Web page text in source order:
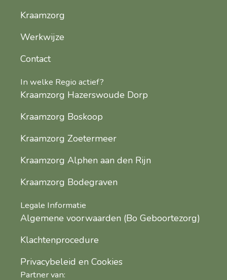
Kraamzorg
Werkwijze
Contact
In welke Regio actief?
Kraamzorg Hazerswoude Dorp
Kraamzorg Boskoop
Kraamzorg Zoetermeer
Kraamzorg Alphen aan den Rijn
Kraamzorg Bodegraven
Legale Informatie
Algemene voorwaarden (Bo Geboortezorg)
Klachtenprocedure
Privacybeleid en Cookies
Partner van: